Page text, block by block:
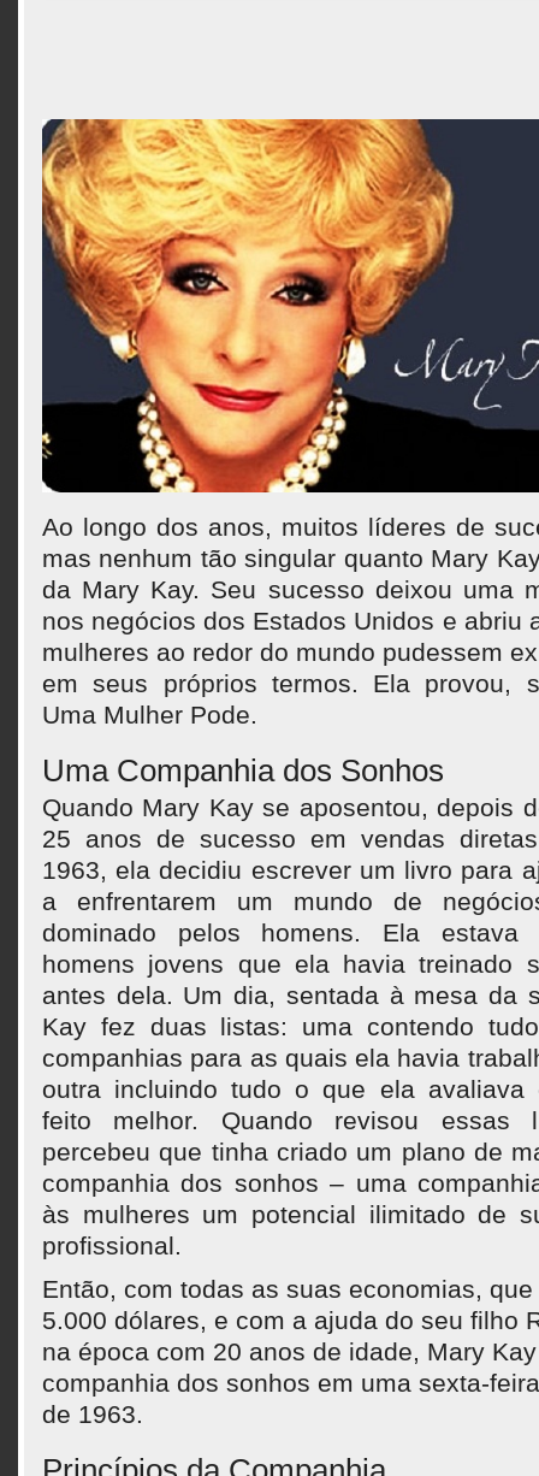
Ao longo dos anos, muitos líderes de
mas nenhum tão singular quanto Mary
da Mary Kay. Seu sucesso deixou uma
nos negócios dos Estados Unidos e abriu
mulheres ao redor do mundo pudessem
em seus próprios termos. Ela provou,
Uma Mulher Pode.
Uma Companhia dos Sonhos
Quando Mary Kay se aposentou, depois
25 anos de sucesso em vendas
1963, ela decidiu escrever um livro para
a enfrentarem um mundo de
dominado pelos homens. Ela
homens jovens que ela havia treinado
antes dela. Um dia, sentada à mesa da
Kay fez duas listas: uma contendo
companhias para as quais ela havia
outra incluindo tudo o que ela avaliava
feito melhor. Quando revisou essas
percebeu que tinha criado um plano de
companhia dos sonhos – uma
às mulheres um potencial ilimitado de
profissional.
Então, com todas as suas economias,
5.000 dólares, e com a ajuda do seu filho
na época com 20 anos de idade, Mary
companhia dos sonhos em uma sexta-
de 1963.